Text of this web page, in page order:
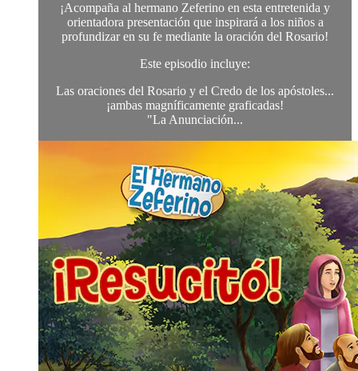
¡Acompaña al hermano Zeferino en esta entretenida y
orientadora presentación que inspirará a los niños a
profundizar en su fe mediante la oración del Rosario!
Este episodio incluye:
Las oraciones del Rosario y el Credo de los apóstoles...
¡ambas magníficamente graficadas!
"La Anunciación...